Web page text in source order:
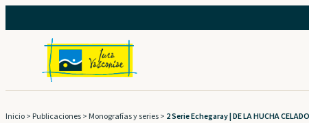
al
contenido
Inicio> Publicaciones> Monografías y series>